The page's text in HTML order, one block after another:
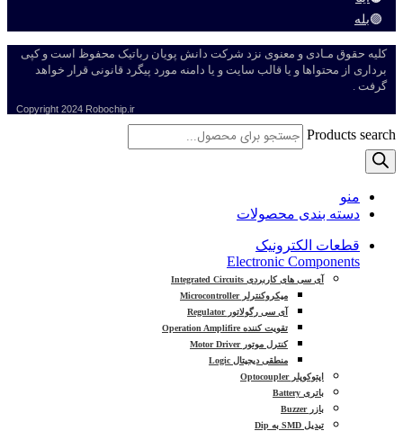
🟣بله
کلیه حقوق مـادی و معنوی نزد شرکت دانش پویان رباتیک محفوظ است و کپی
برداری از محتواها و یا قالب سایت و یا دامنه مورد پیگرد قانونی قرار خواهد
گرفت .
Copyright 2024 Robochip.ir
Products search
منو
دسته بندی محصولات
قطعات الکترونیک
Electronic Components
آی سی های کاربردی Integrated Circuits
میکروکنترلر Microcontroller
آی سی رگولاتور Regulator
تقویت کننده Operation Amplifire
کنترل موتور Motor Driver
منطقی دیجیتال Logic
اپتوکوپلر Optocoupler
باتری Battery
بازر Buzzer
تبدیل SMD به Dip